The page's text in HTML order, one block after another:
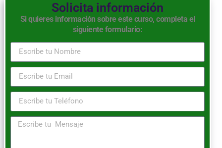
Solicita información
Si quieres información sobre este curso, completa el
siguiente formulario: